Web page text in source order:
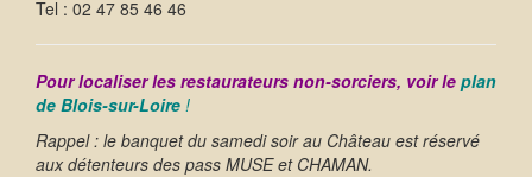
Tel : 02 47 85 46 46
Pour localiser les restaurateurs non-sorciers, voir le plan
de Blois-sur-Loire !
Rappel : le banquet du samedi soir au Château est réservé
aux détenteurs des pass MUSE et CHAMAN.